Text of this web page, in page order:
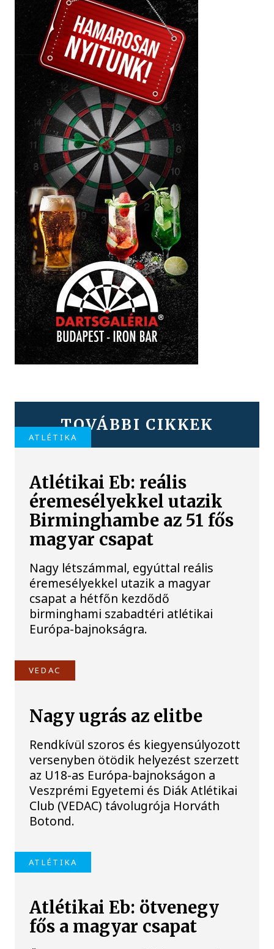
TOVÁBBI CIKKEK
ATLÉTIKA
Atlétikai Eb: reális
éremesélyekkel utazik
Birminghambe az 51 fős
magyar csapat
Nagy létszámmal, egyúttal reális
éremesélyekkel utazik a magyar
csapat a hétfőn kezdődő
birminghami szabadtéri atlétikai
Európa-bajnokságra.
VEDAC
Nagy ugrás az elitbe
Rendkívül szoros és kiegyensúlyozott
versenyben ötödik helyezést szerzett
az U18-as Európa-bajnokságon a
Veszprémi Egyetemi és Diák Atlétikai
Club (VEDAC) távolugrója Horváth
Botond.
ATLÉTIKA
Atlétikai Eb: ötvenegy
fős a magyar csapat